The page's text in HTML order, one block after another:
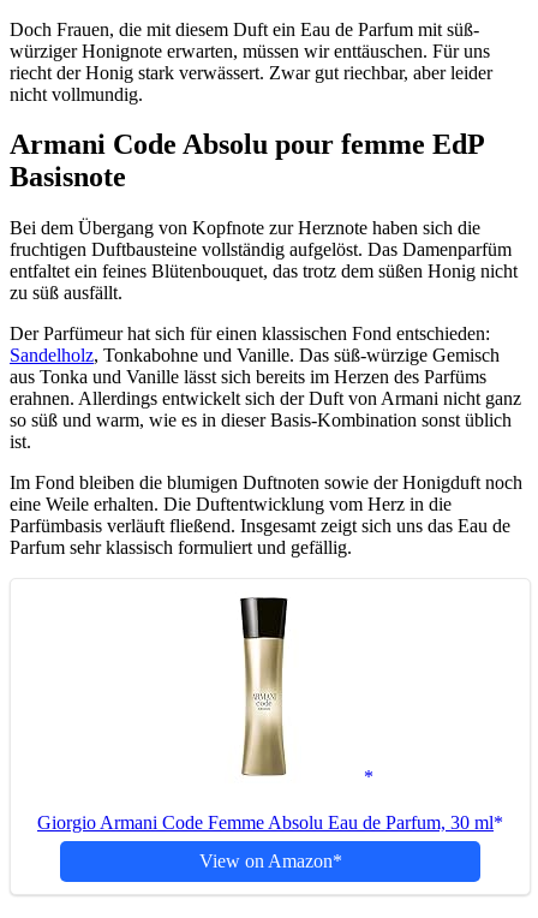
Doch Frauen, die mit diesem Duft ein Eau de Parfum mit süß-
würziger Honignote erwarten, müssen wir enttäuschen. Für uns
riecht der Honig stark verwässert. Zwar gut riechbar, aber leider
nicht vollmundig.
Armani Code Absolu pour femme EdP
Basisnote
Bei dem Übergang von Kopfnote zur Herznote haben sich die
fruchtigen Duftbausteine vollständig aufgelöst. Das Damenparfüm
entfaltet ein feines Blütenbouquet, das trotz dem süßen Honig nicht
zu süß ausfällt.
Der Parfümeur hat sich für einen klassischen Fond entschieden:
Sandelholz, Tonkabohne und Vanille. Das süß-würzige Gemisch
aus Tonka und Vanille lässt sich bereits im Herzen des Parfüms
erahnen. Allerdings entwickelt sich der Duft von Armani nicht ganz
so süß und warm, wie es in dieser Basis-Kombination sonst üblich
ist.
Im Fond bleiben die blumigen Duftnoten sowie der Honigduft noch
eine Weile erhalten. Die Duftentwicklung vom Herz in die
Parfümbasis verläuft fließend. Insgesamt zeigt sich uns das Eau de
Parfum sehr klassisch formuliert und gefällig.
Giorgio Armani Code Femme Absolu Eau de Parfum, 30 ml
View on Amazon